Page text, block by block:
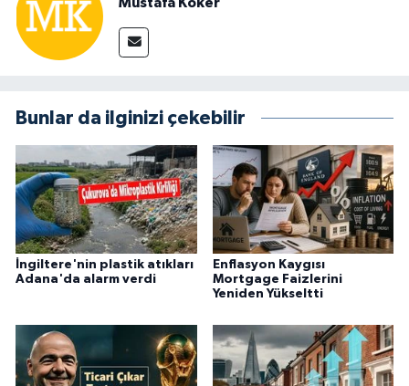
Mustafa Köker
Bunlar da ilginizi çekebilir
İngiltere'nin plastik atıkları
Adana'da alarm verdi
Enflasyon Kaygısı
Mortgage Faizlerini
Yeniden Yükseltti